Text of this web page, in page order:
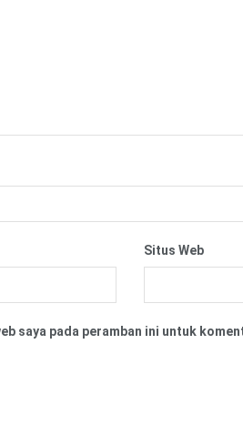
Situs Web
saya pada peramban ini untuk